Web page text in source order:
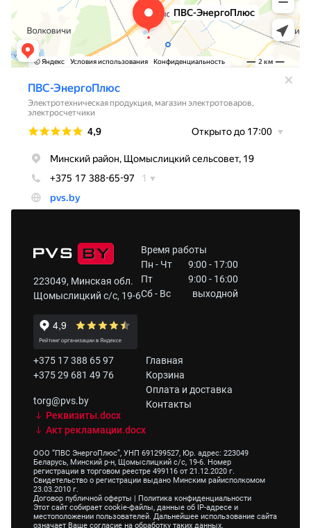
223049, Минская обл.
Щомыслицкий с/с, 19-6
Время работы
Пн - Чт
9:00 - 17:00
Пт
9:00 - 16:00
Сб - Вс
выходной
+375 17 388 65 97
+375 29 681 49 76
torg@pvs.by
Реквизиты.docx
Акт рекламации.docx
Главная
Корзина
Оплата и доставка
Контакты
ООО “ПВС ЭнергоПлюс”, УНП 691299527, Юр. адрес: 223049
Беларусь, Минский р-н, Щомыслицкий с/с, 19-6. Номер
регистрации в торговом реестре 499116 от 21.12.2020 г.
Свидетельство о регистрации выдано Минским райисполкомом
23.03.2010 г.
Договор публичной оферты | Политика конфиденциальности
Этот сайт собирает cookie-файлы, данные об IP-адресе и
местоположении пользователей. Дальнейшее использование сайта
означает Ваше согласие на обработку таких данных.